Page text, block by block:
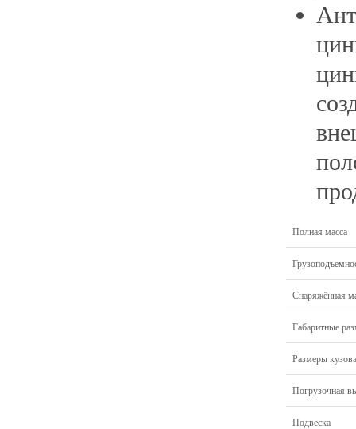
Полная масса
Снаряжённая
Габаритные
Размеры кузова
Погрузочная
Подвеска